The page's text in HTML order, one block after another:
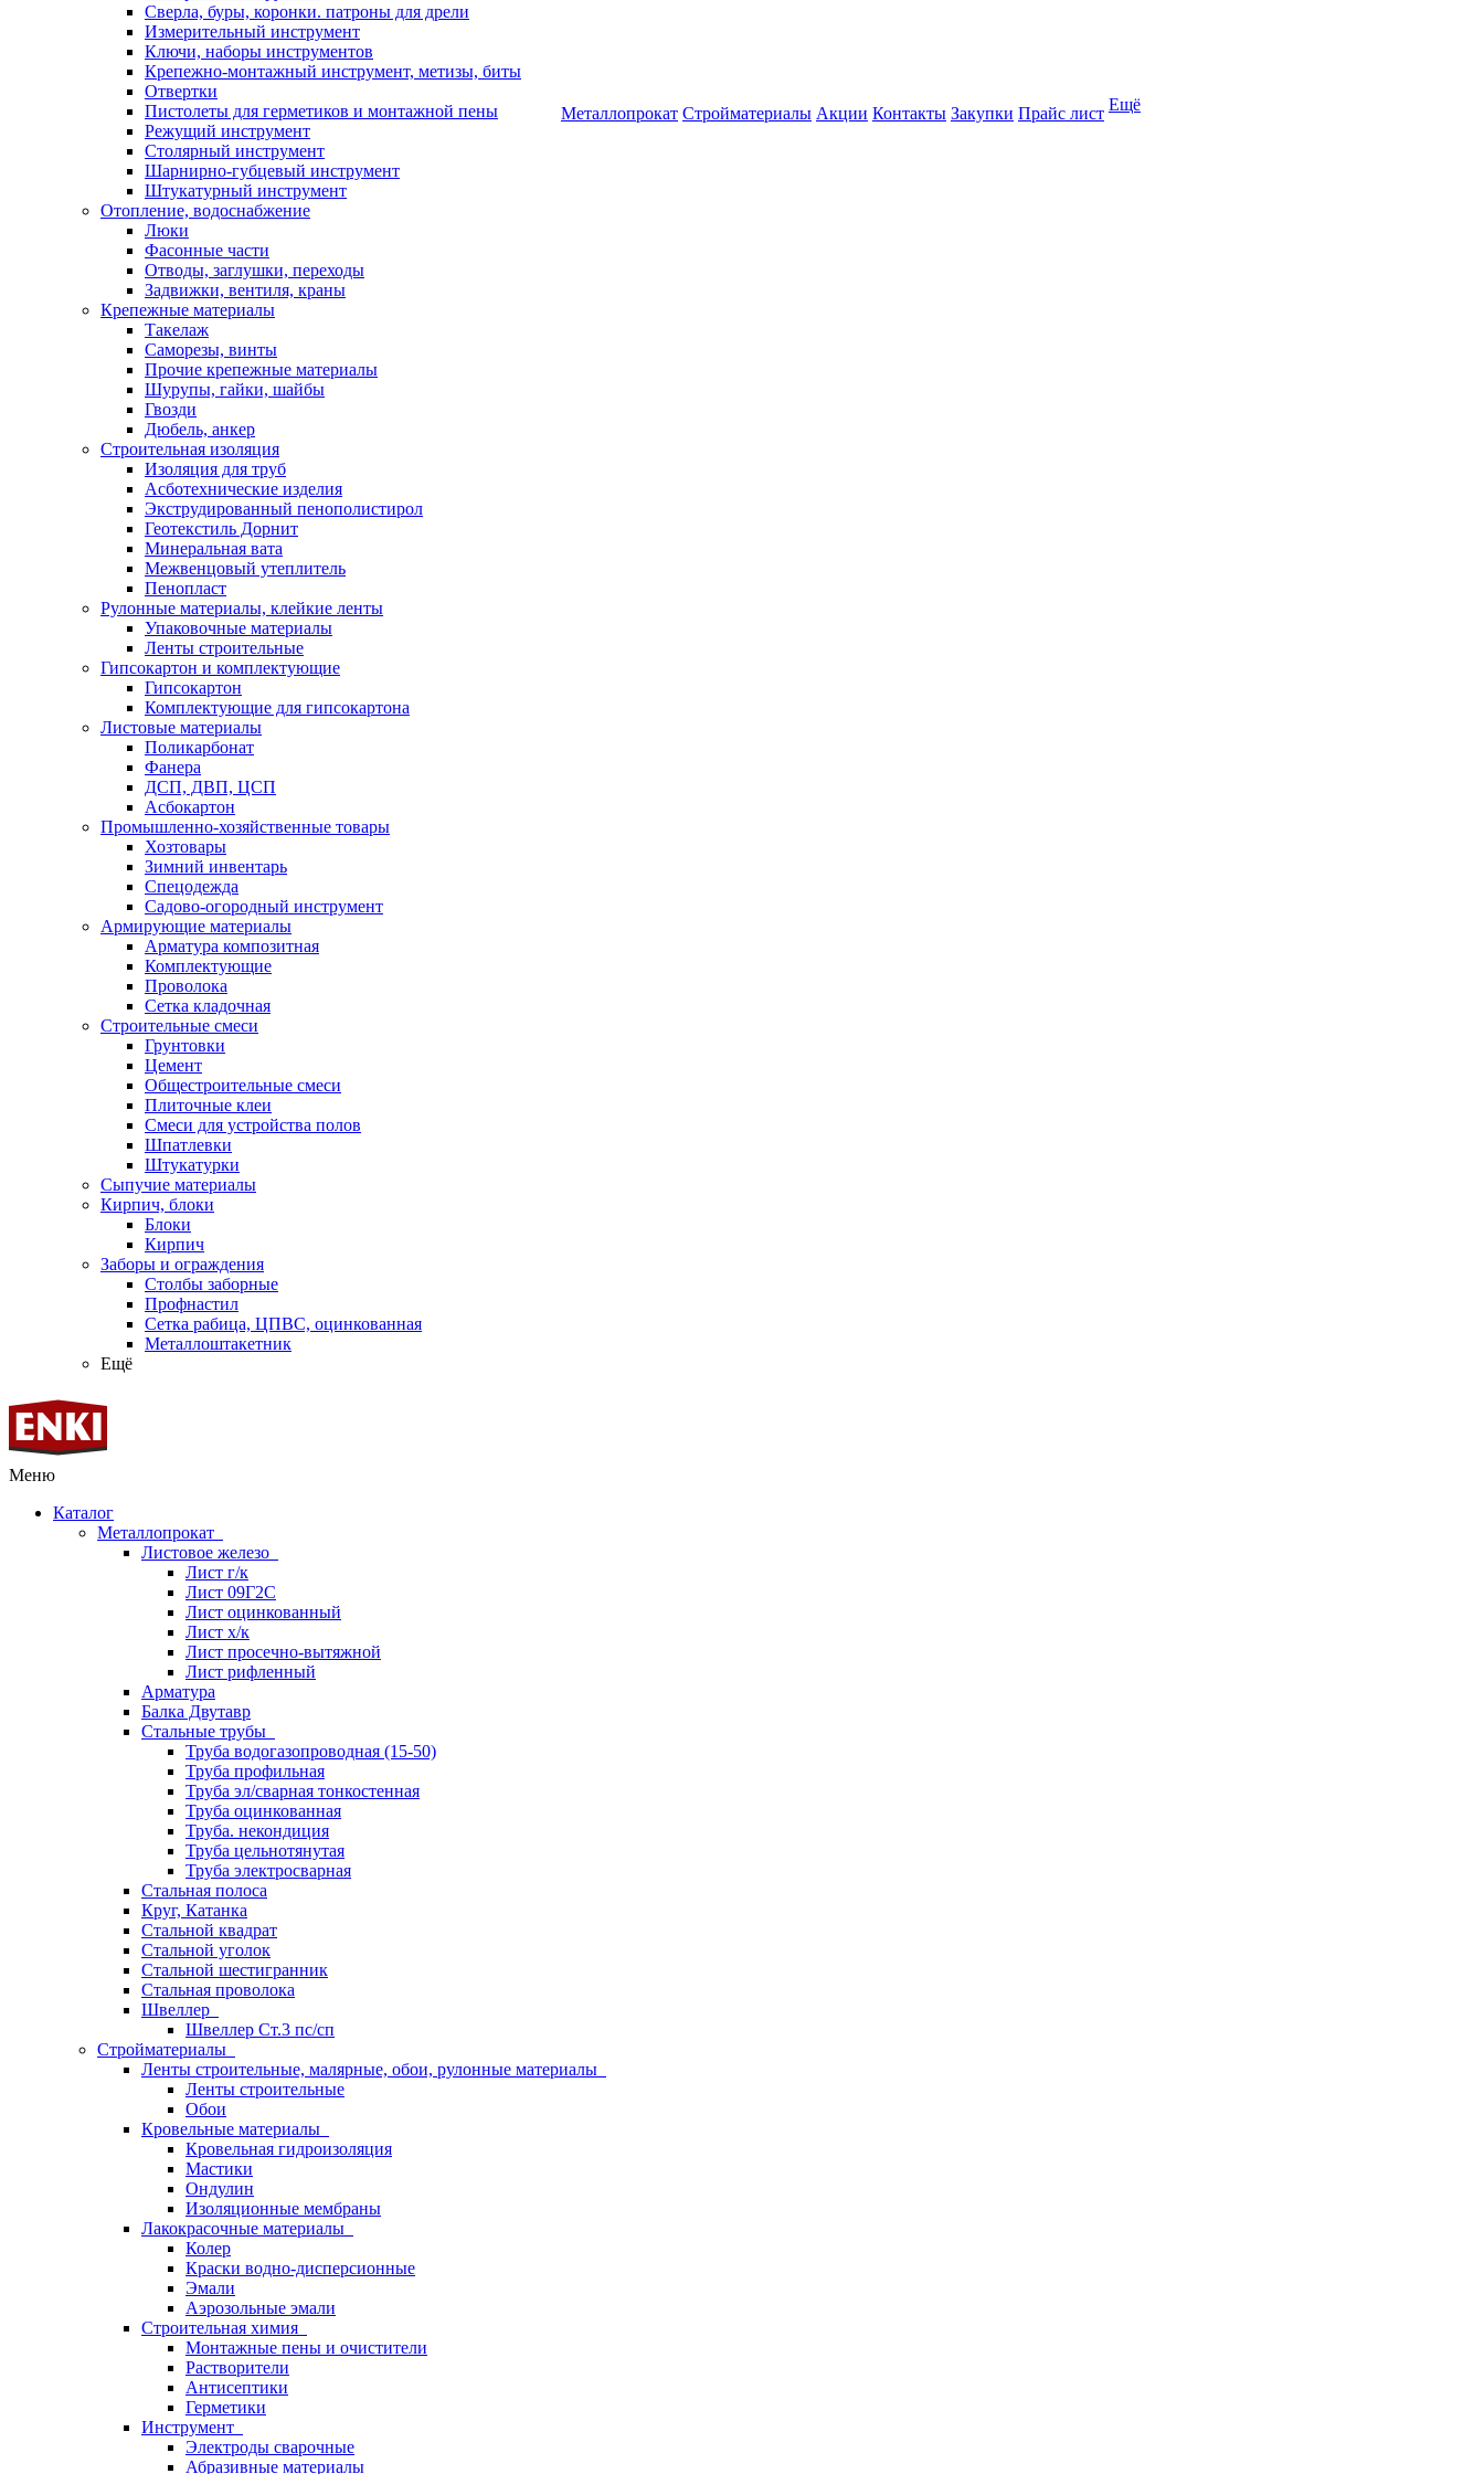
Сверла, буры, коронки. патроны для дрели
Измерительный инструмент
Ключи, наборы инструментов
Крепежно-монтажный инструмент, метизы, биты
Отвертки
Пистолеты для герметиков и монтажной пены
Режущий инструмент
Столярный инструмент
Шарнирно-губцевый инструмент
Штукатурный инструмент
Отопление, водоснабжение
Люки
Фасонные части
Отводы, заглушки, переходы
Задвижки, вентиля, краны
Крепежные материалы
Такелаж
Саморезы, винты
Прочие крепежные материалы
Шурупы, гайки, шайбы
Гвозди
Дюбель, анкер
Строительная изоляция
Изоляция для труб
Асботехнические изделия
Экструдированный пенополистирол
Геотекстиль Дорнит
Минеральная вата
Межвенцовый утеплитель
Пенопласт
Рулонные материалы, клейкие ленты
Упаковочные материалы
Ленты строительные
Гипсокартон и комплектующие
Гипсокартон
Комплектующие для гипсокартона
Листовые материалы
Поликарбонат
Фанера
ДСП, ДВП, ЦСП
Асбокартон
Промышленно-хозяйственные товары
Хозтовары
Зимний инвентарь
Спецодежда
Садово-огородный инструмент
Армирующие материалы
Арматура композитная
Комплектующие
Проволока
Сетка кладочная
Строительные смеси
Грунтовки
Цемент
Общестроительные смеси
Плиточные клеи
Смеси для устройства полов
Шпатлевки
Штукатурки
Сыпучие материалы
Кирпич, блоки
Блоки
Кирпич
Заборы и ограждения
Столбы заборные
Профнастил
Сетка рабица, ЦПВС, оцинкованная
Металлоштакетник
Ещё
Металлопрокат Стройматериалы Акции Контакты Закупки Прайс лист Ещё
Меню
Каталог
Металлопрокат
Листовое железо
Лист г/к
Лист 09Г2С
Лист оцинкованный
Лист х/к
Лист просечно-вытяжной
Лист рифленный
Арматура
Балка Двутавр
Стальные трубы
Труба водогазопроводная (15-50)
Труба профильная
Труба эл/сварная тонкостенная
Труба оцинкованная
Труба. некондиция
Труба цельнотянутая
Труба электросварная
Стальная полоса
Круг, Катанка
Стальной квадрат
Стальной уголок
Стальной шестигранник
Стальная проволока
Швеллер
Швеллер Ст.3 пс/сп
Стройматериалы
Ленты строительные, малярные, обои, рулонные материалы
Ленты строительные
Обои
Кровельные материалы
Кровельная гидроизоляция
Мастики
Ондулин
Изоляционные мембраны
Лакокрасочные материалы
Колер
Краски водно-дисперсионные
Эмали
Аэрозольные эмали
Строительная химия
Монтажные пены и очистители
Растворители
Антисептики
Герметики
Инструмент
Электроды сварочные
Абразивные материалы